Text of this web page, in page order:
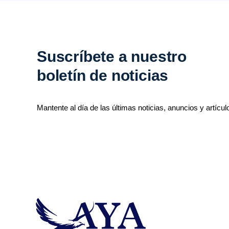
Suscríbete a nuestro
boletín de noticias
Mantente al día de las últimas noticias, anuncios y